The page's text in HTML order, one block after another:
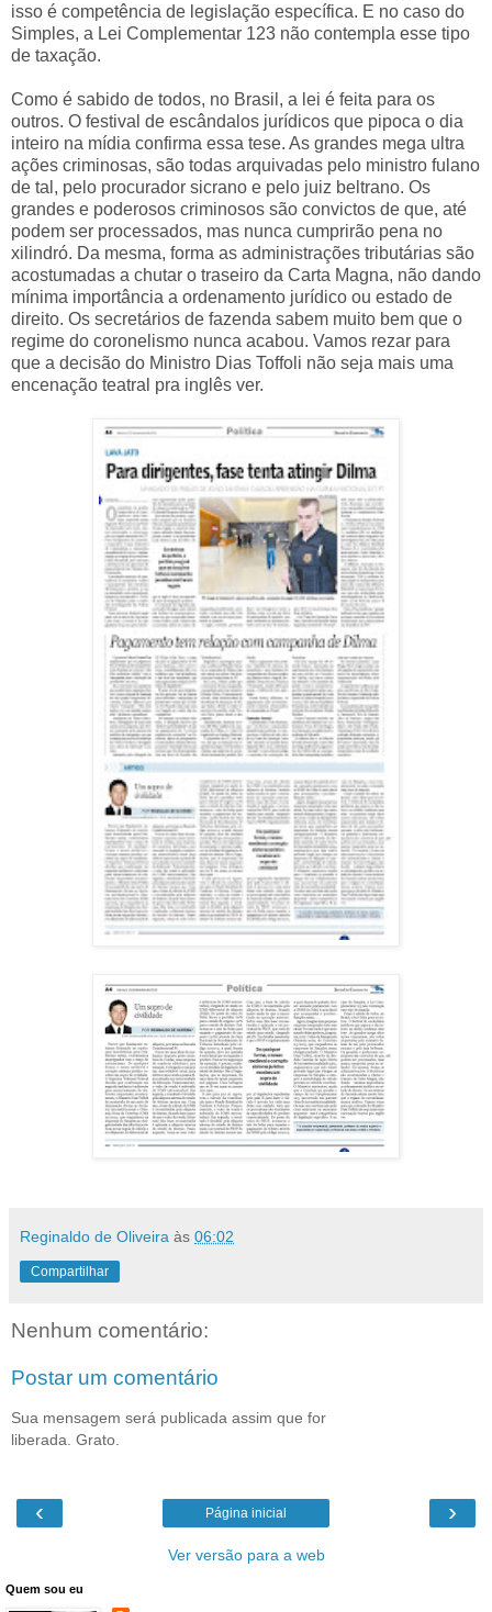
isso é competência de legislação específica. E no caso do
Simples, a Lei Complementar 123 não contempla esse tipo
de taxação.
Como é sabido de todos, no Brasil, a lei é feita para os
outros. O festival de escândalos jurídicos que pipoca o dia
inteiro na mídia confirma essa tese. As grandes mega ultra
ações criminosas, são todas arquivadas pelo ministro fulano
de tal, pelo procurador sicrano e pelo juiz beltrano. Os
grandes e poderosos criminosos são convictos de que, até
podem ser processados, mas nunca cumprirão pena no
xilindró. Da mesma, forma as administrações tributárias são
acostumadas a chutar o traseiro da Carta Magna, não dando
mínima importância a ordenamento jurídico ou estado de
direito. Os secretários de fazenda sabem muito bem que o
regime do coronelismo nunca acabou. Vamos rezar para
que a decisão do Ministro Dias Toffoli não seja mais uma
encenação teatral pra inglês ver.
Reginaldo de Oliveira às 06:02
Compartilhar
Nenhum comentário:
Postar um comentário
Sua mensagem será publicada assim que for
liberada. Grato.
‹ ›
Página inicial
Ver versão para a web
Quem sou eu